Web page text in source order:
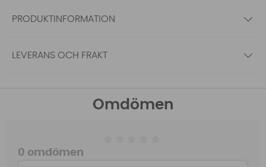
PRODUKTINFORMATION
LEVERANS OCH FRAKT
Omdömen
0 omdömen